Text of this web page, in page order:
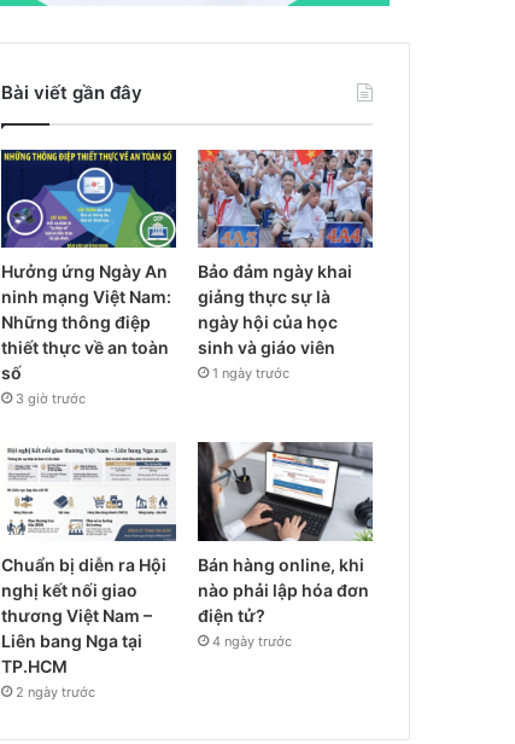
Bài viết gần đây
Hưởng ứng Ngày An
ninh mạng Việt Nam:
Những thông điệp
thiết thực về an toàn
số
3 giờ trước
Bảo đảm ngày khai
giảng thực sự là
ngày hội của học
sinh và giáo viên
1 ngày trước
Chuẩn bị diễn ra Hội
nghị kết nối giao
thương Việt Nam –
Liên bang Nga tại
TP.HCM
2 ngày trước
Bán hàng online, khi
nào phải lập hóa đơn
điện tử?
4 ngày trước